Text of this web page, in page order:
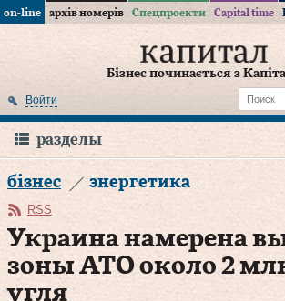
on-line архів номерів Спецпроекти Capital time
Бізнес починається з
Войти
разделы
бізнес энергетика
RSS
Украина намерена
зоны АТО около 2
угля